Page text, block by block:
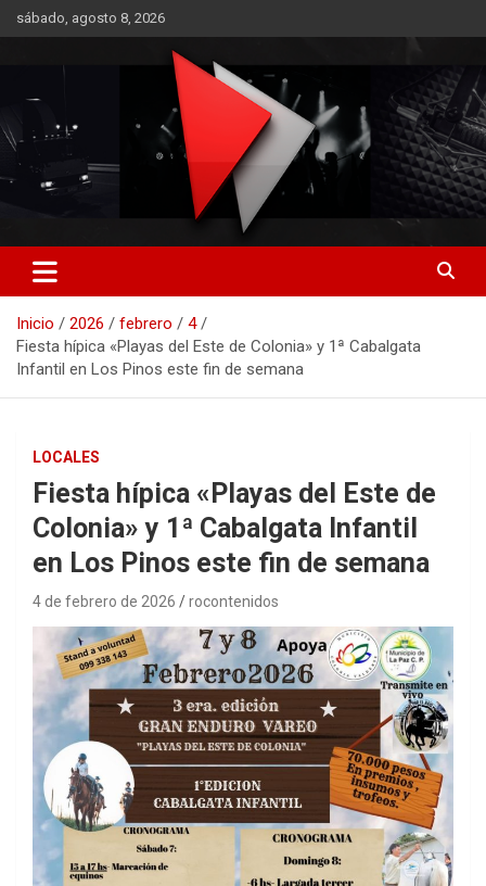
Saltar
al
sábado, agosto 8, 2026
RO CONTENIDOS
Inicio 2026 febrero
4
Fiesta hípica «Playas del Este de Colonia» y 1ª Cabalgata
Infantil en Los Pinos este fin de semana
LOCALES
Fiesta hípica «Playas del Este de
Colonia» y 1ª Cabalgata Infantil
en Los Pinos este fin de semana
4 de febrero de 2026 rocontenidos